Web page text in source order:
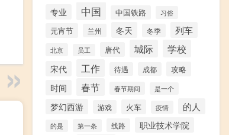
专业 中国 中国铁路 习俗
元宵节 兰州 冬天 冬季 列车
北京 员工 唐代 城际 学校
宋代 工作 待遇 成都 攻略
时间 春节 春节期间 是一个
梦幻西游 游戏 火车 疫情 的人
的是 第一条 线路
职业技术学院